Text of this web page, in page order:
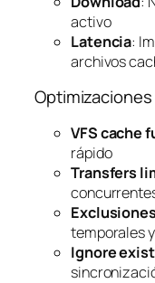
activo
Latencia:
archivos
VFS cache
rápido
Transfers
temporales
Ignore